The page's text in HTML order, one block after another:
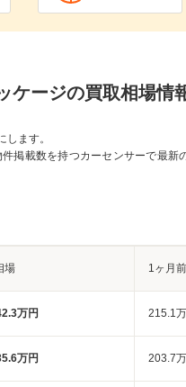
ケージの買取相場情
ます。
掲載数を持つカーセンサーで最
場 1ヶ月
万円 215.1
万円 203.7